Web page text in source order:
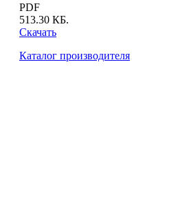
PDF
513.30 КБ.
Скачать
Каталог производителя